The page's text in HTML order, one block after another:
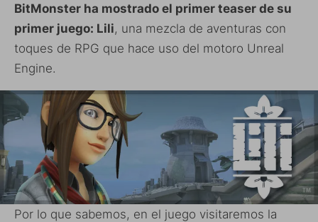
BitMonster ha mostrado el primer teaser de su
primer juego: Lili, una mezcla de aventuras con
toques de RPG que hace uso del motoro Unreal
Engine.
Por lo que sabemos, en el juego visitaremos la